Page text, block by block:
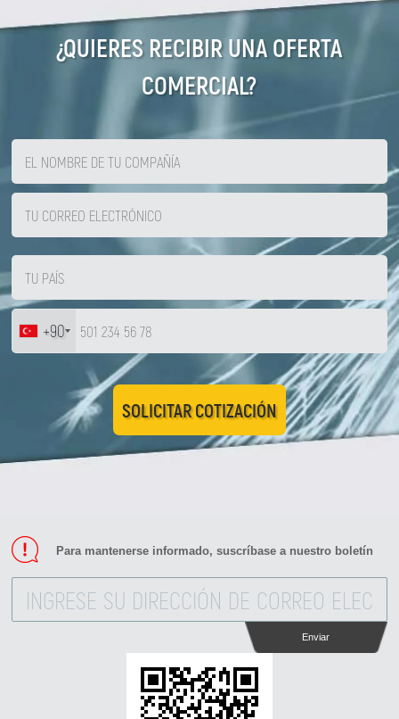
¿QUIERES RECIBIR UNA OFERTA
COMERCIAL?
+90
SOLICITAR COTIZACIÓN
Para mantenerse informado, suscríbase a nuestro boletín
Enviar